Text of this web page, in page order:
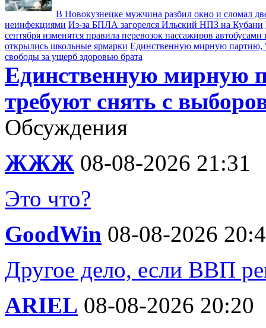
В Новокузнецке мужчина разбил окно и сломал
неинфекциями Из-за БПЛА загорелся Ильский НПЗ на Кубани
сентября изменятся правила перевозок пассажиров автобусами
открылись школьные ярмарки Единственную мирную партию,
свободы за ущерб здоровью брата
Единственную мирную
требуют снять с
Обсуждения
ЖЖЖ 08-08-2026 21:31
Это что?
GoodWin 08-08-2026
Другое дело, если ВВП
ARIEL 08-08-2026 20:20